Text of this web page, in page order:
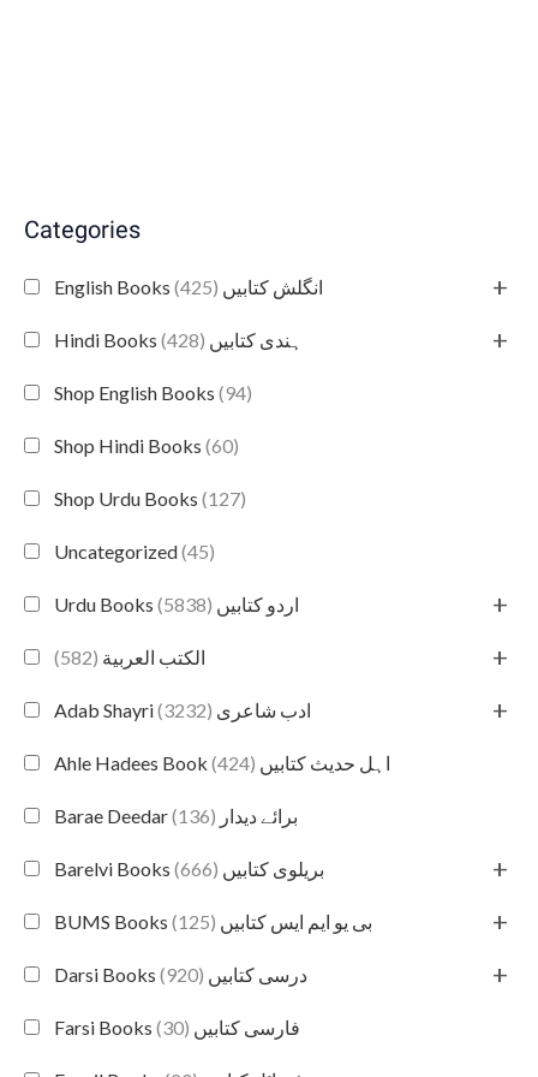
Categories
English Books انگلش کتابیں (425) +
Hindi Books ہندی کتابیں (428) +
Shop English Books (94)
Shop Hindi Books (60)
Shop Urdu Books (127)
Uncategorized(45)
Urdu Books اردو کتابیں (5838) +
الكتب العربية (582) +
Adab Shayri ادب شاعری (3232) +
Ahle Hadees Book اہل حدیث کتابیں (424)
Barae Deedar برائے دیدار (136)
Barelvi Books بریلوی کتابیں (666) +
BUMS Books بی یو ایم ایس کتابیں (125) +
Darsi Books درسی کتابیں (920) +
Farsi Books فارسی کتابیں (30)